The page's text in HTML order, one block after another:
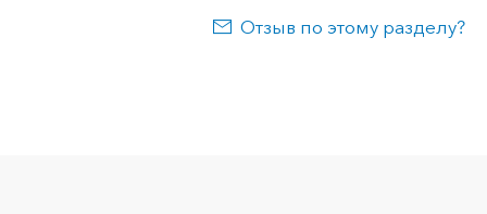
Отзыв по этому разделу?